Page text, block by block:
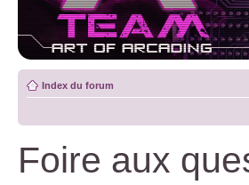
Index du forum
Foire aux